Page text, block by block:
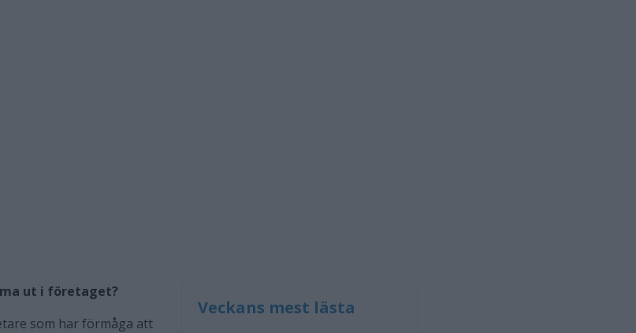
ut i företaget?
som har förmåga att
Veckans mest lästa